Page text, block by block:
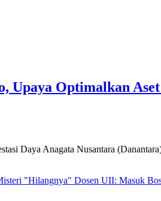
Upaya Optimalkan
Daya Anagata Nusantara
"Hilangnya" Dosen UII: Masuk